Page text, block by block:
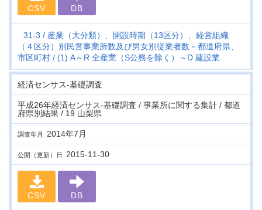
CSV DB
31-3
産業（大分類）、開設時期（13区分）、経営組織
（４区分）別民営事業所数及び男女別従業者数－都道府県、
市区町村
(1) A～R 全産業（S公務を除く）～D 建設業
経済センサス‐基礎調査
平成26年経済センサス‐基礎調査 / 事業所に関する集計 / 都道
府県別結果 / 19 山梨県
調査年月 2014年7月
公開（更新）日 2015-11-30
CSV DB